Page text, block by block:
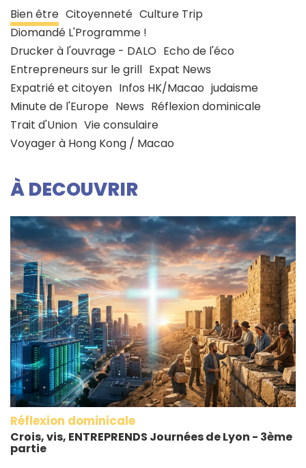
Bien être Citoyenneté Culture Trip
Diomandé L'Programme !
Drucker à l'ouvrage - DALO Echo de l'éco
Entrepreneurs sur le grill Expat News
Expatrié et citoyen Infos HK/Macao judaisme
Minute de l'Europe News Réflexion dominicale
Trait d'Union Vie consulaire
Voyager à Hong Kong / Macao
À DECOUVRIR
Réflexion dominicale
Crois, vis, ENTREPRENDS Journées de Lyon - 3ème
partie